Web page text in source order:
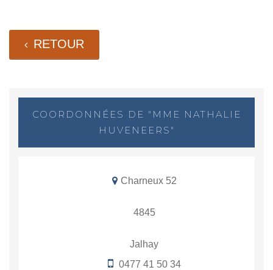
RETOUR
COORDONNÉES DE "MME NATHALIE
HUVENEERS"
Charneux 52
4845
Jalhay
0477 41 50 34